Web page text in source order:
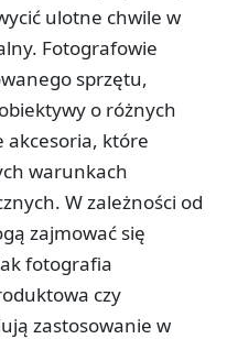
ulotne chwile w
Fotografowie
sprzętu,
o różnych
akcesoria, które
warunkach
W zależności od
zajmować się
fotografia
czy
zastosowanie w